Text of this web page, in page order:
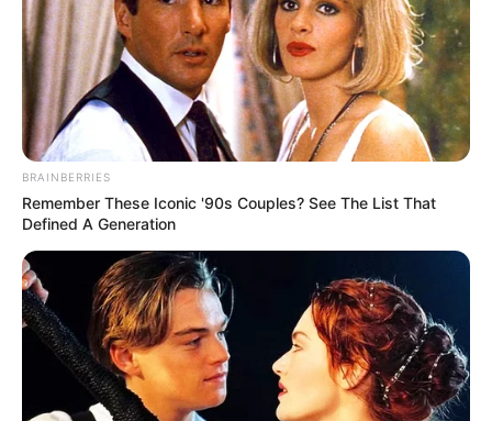
BRAINBERRIES
Remember These Iconic '90s Couples? See The List That
Defined A Generation